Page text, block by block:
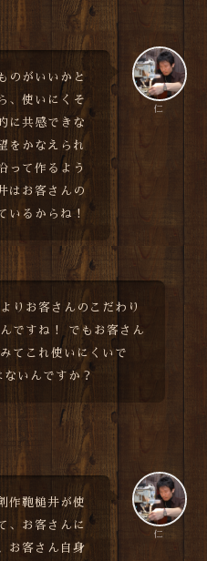
仁
のがいいかと
、使いにくそ
に共感できな
をかなえられ
って作るよう
はお客さんの
いるからね！
りお客さんのこだわり
ですね！ でもお客さん
てこれ使いにくいで
いんですか？
仁
作鞄槌井が使
、お客さんに
お客さん自身